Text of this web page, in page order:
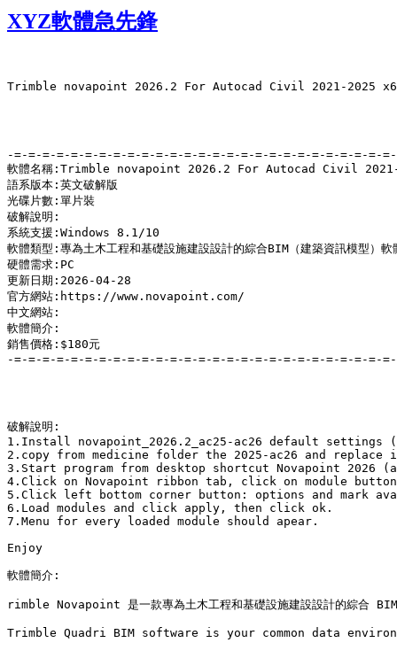
XYZ軟體急先鋒
Trimble novapoint 2026.2 For Autocad Civil 2021-2025 x64 專為
-=-=-=-=-=-=-=-=-=-=-=-=-=-=-=-=-=-=-=-=-=-=-=-=-=-=-
軟體名稱:Trimble novapoint 2026.2 For Autocad Civil 2021-2025
語系版本:英文破解版
光碟片數:單片裝
破解說明:
系統支援:Windows 8.1/10
軟體類型:專為土木工程和基礎設施建設設計的綜合BIM（建築資訊模型）軟
硬體需求:PC
更新日期:2026-04-28
官方網站:https://www.novapoint.com/
中文網站:
軟體簡介:
銷售價格:$180元
-=-=-=-=-=-=-=-=-=-=-=-=-=-=-=-=-=-=-=-=-=-=-=-=-=-=-
破解說明:
1.Install novapoint_2026.2_ac25-ac26 default
2.copy from medicine folder the 2025-ac26 and
3.Start program from desktop shortcut Novapoint
4.Click on Novapoint ribbon tab, click on module
5.Click left bottom corner button: options and mark
6.Load modules and click apply, then click ok.
7.Menu for every loaded module should apear.
Enjoy
軟體簡介:
rimble Novapoint 是一款專為土木工程和基礎設施建設設計的綜合 BIM
Trimble Quadri BIM software is your common data